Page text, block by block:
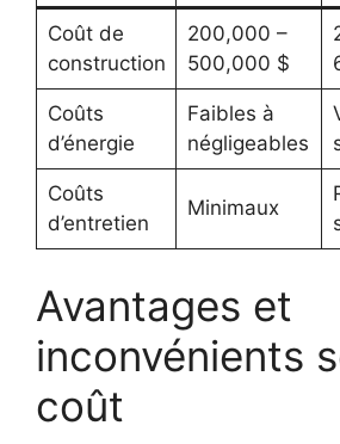
Coût de
construction
200,000 –
500,000 $
Coûts
d’énergie
Faibles à
négligeables
Coûts
d’entretien
Minimaux
Avantages et
inconvénients
coût